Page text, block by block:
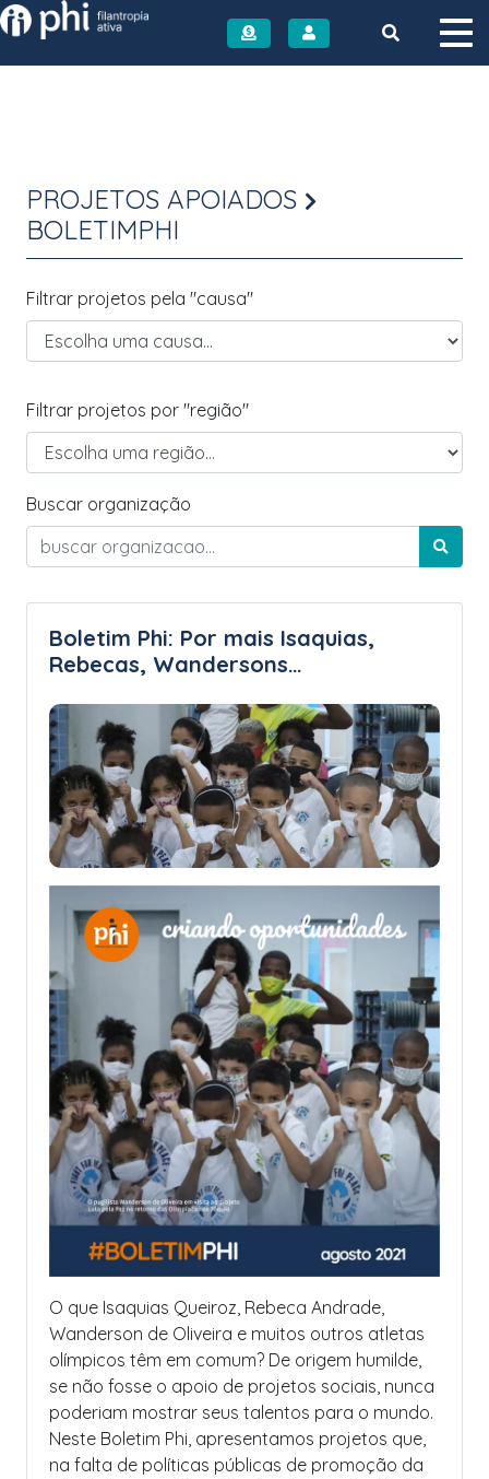
Instituto PHI
PROJETOS APOIADOS
BOLETIMPHI
Filtrar projetos pela "causa"
Filtrar projetos por "região"
Buscar organização
Boletim Phi: Por mais Isaquias,
Rebecas, Wandersons…
O que Isaquias Queiroz, Rebeca Andrade,
Wanderson de Oliveira e muitos outros atletas
olímpicos têm em comum? De origem humilde,
se não fosse o apoio de projetos sociais, nunca
poderiam mostrar seus talentos para o mundo.
Neste Boletim Phi, apresentamos projetos que,
na falta de políticas públicas de promoção da